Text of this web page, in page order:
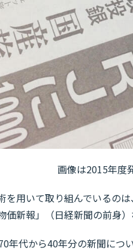
画像は2015年度
を用いて取り組んでいるの
新報」（日経新聞の前身
年代から40年分の新聞に